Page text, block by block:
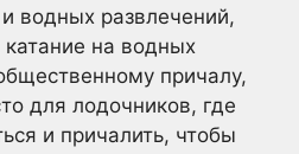
водных развлечений,
катание на водных
причалу,
для лодочников, где
и причалить, чтобы